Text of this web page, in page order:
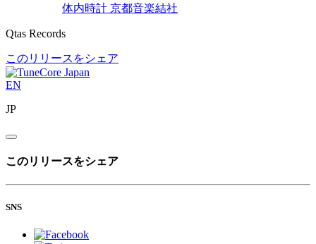
体内時計 京都音楽結社
Qtas Records
このリリースをシェア
EN
JP
このリリースをシェア
SNS